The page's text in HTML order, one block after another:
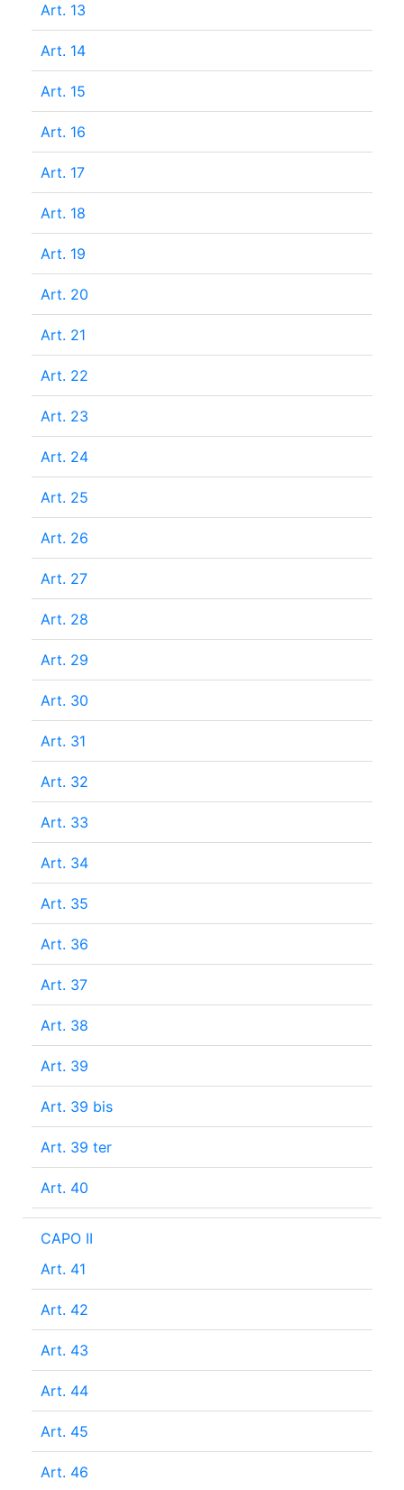
Art. 13
Art. 14
Art. 15
Art. 16
Art. 17
Art. 18
Art. 19
Art. 20
Art. 21
Art. 22
Art. 23
Art. 24
Art. 25
Art. 26
Art. 27
Art. 28
Art. 29
Art. 30
Art. 31
Art. 32
Art. 33
Art. 34
Art. 35
Art. 36
Art. 37
Art. 38
Art. 39
Art. 39 bis
Art. 39 ter
Art. 40
CAPO II
Art. 41
Art. 42
Art. 43
Art. 44
Art. 45
Art. 46